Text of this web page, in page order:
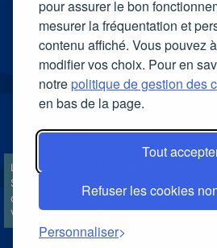
pour assurer le bon
mesurer la fréquentation et
contenu affiché. Vous pouvez
modifier vos choix. Pour en
notrepolitique de gestion des
en bas de la page.
Tout
Refuser les cookies
Personnaliser
Spa Les Bains de Neyrac
Carte cadeau spa Vichy
Carte cadeau spa Bagnoles-de-
Carte cadeau spa Saubusse
Carte cadeau spa Châtel-Guyon
LesCuristes.fr participe et est conforme à
Spécifications et Politiques du
de l'IAB Europe et utilise la Consent
Vous pouvez modifier vos choix à tout